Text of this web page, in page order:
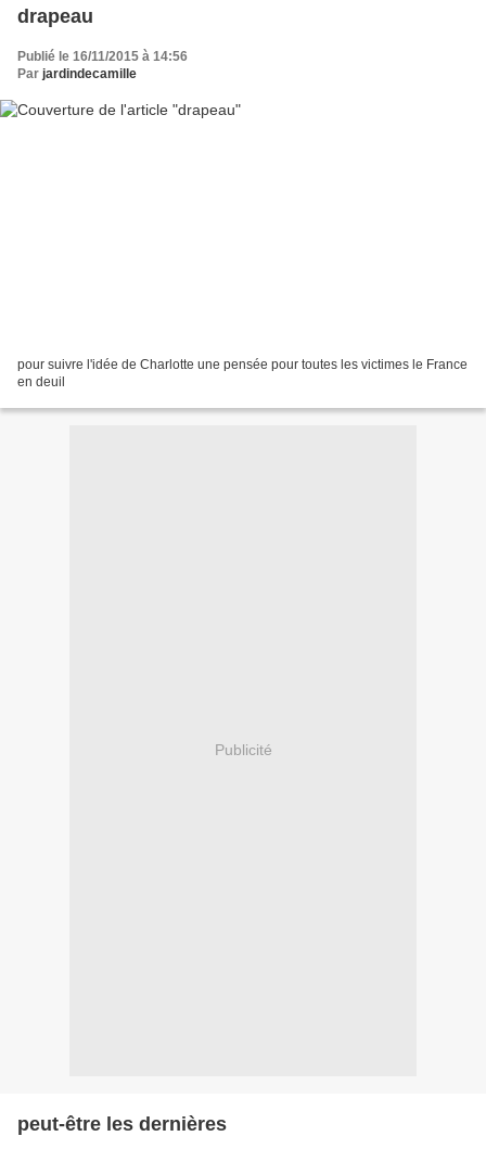
drapeau
Publié le 16/11/2015 à 14:56
Par jardindecamille
pour suivre l'idée de Charlotte une pensée pour toutes les victimes le France
en deuil
Publicité
peut-être les dernières